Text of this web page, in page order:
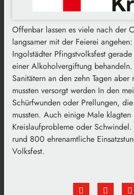
Offenbar lassen es viele nach der
langsamer mit der Feierei
Ingolstädter Pfingstvolksfest
einer Alkoholvergiftung
Sanitätern an den zehn Tagen
mussten versorgt werden In den
Schürfwunden oder Prellungen,
mussten. Auch einige Male klagten
Kreislaufprobleme oder Schwindel.
rund 800 ehrenamtliche
Volksfest.